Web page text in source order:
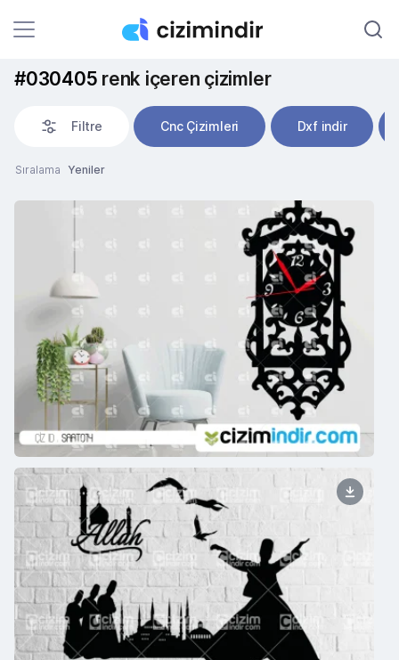
#030405 renk içeren çizimler
Filtre Cnc Çizimleri Dxf indir
Sıralama Yeniler